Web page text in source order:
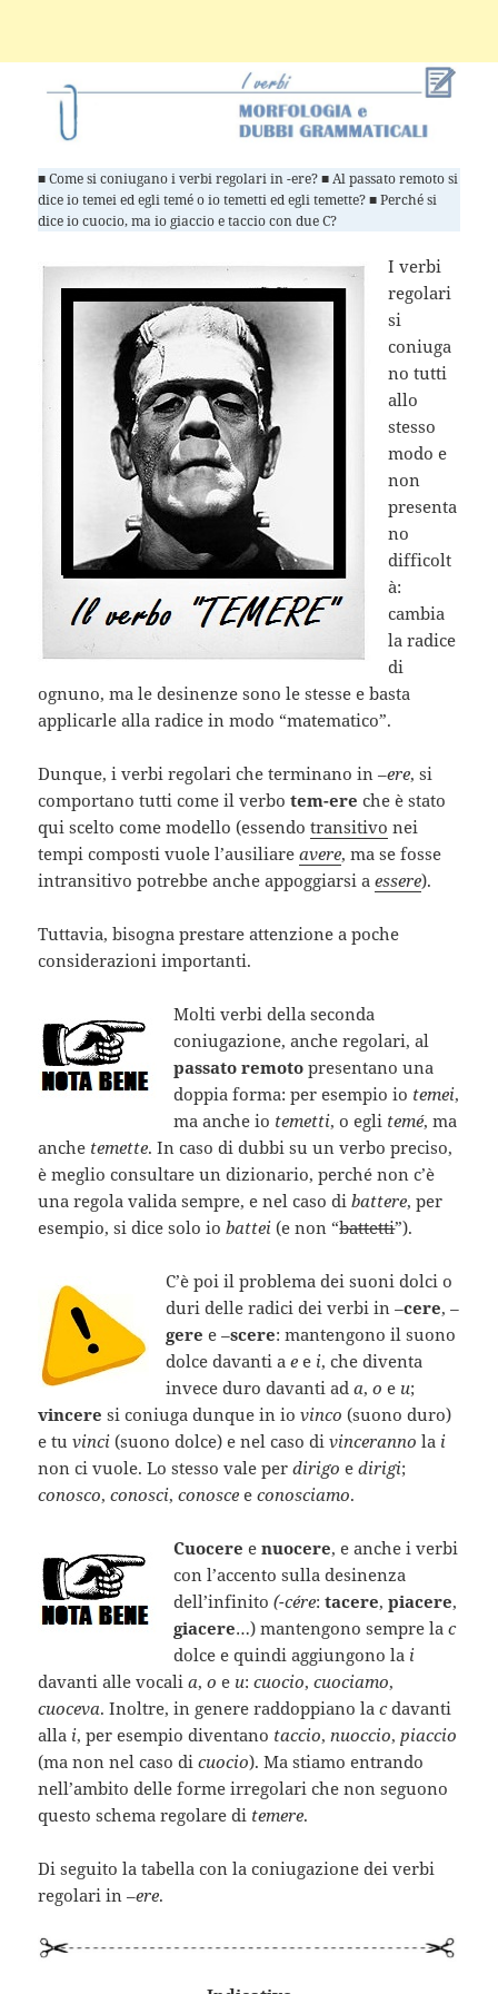
■ Come si coniugano i verbi regolari in -ere? ■ Al passato remoto si
dice io temei ed egli temé o io temetti ed egli temette? ■ Perché si
dice io cuocio, ma io giaccio e taccio con due C?
I verbi
regolari
si
coniuga
no tutti
allo
stesso
modo e
non
presenta
no
difficolt
à:
cambia
la radice
di
ognuno, ma le desinenze sono le stesse e basta
applicarle alla radice in modo “matematico”.
Dunque, i verbi regolari che terminano in –ere, si
comportano tutti come il verbotem-ereche è stato
qui scelto come modello (essendotransitivo nei
tempi composti vuole l’ausiliareavere, ma se fosse
intransitivo potrebbe anche appoggiarsi aessere).
Tuttavia, bisogna prestare attenzione a poche
considerazioni importanti.
Molti verbi della seconda
coniugazione, anche regolari, al
passato remoto presentano una
doppia forma: per esempio io temei,
ma anche io temetti, o egli temé, ma
anche temette. In caso di dubbi su un verbo preciso,
è meglio consultare un dizionario, perché non c’è
una regola valida sempre, e nel caso dibattere, per
esempio, si dice solo iobattei (e non “battetti”).
C’è poi il problema dei suoni dolci o
duri delle radici dei verbi in–cere,–
geree–scere: mantengono il suono
dolce davanti ae e i, che diventa
invece duro davanti ada,o e u;
vinceresi coniuga dunque in iovinco (suono duro)
e tuvinci (suono dolce) e nel caso divinceranno la i
non ci vuole. Lo stesso vale perdirigo edirigi;
conosco,conosci,conosce econosciamo.
Cuocereenuocere, e anche i verbi
con l’accento sulla desinenza
dell’infinito(-cére:tacere,piacere,
giacere…) mantengono sempre lac
dolce e quindi aggiungono la i
davanti alle vocalia,o e u:cuocio,cuociamo,
cuoceva. Inoltre, in genere raddoppiano lacdavanti
alla i, per esempio diventano taccio,nuoccio,piaccio
(ma non nel caso dicuocio). Ma stiamo entrando
nell’ambito delle forme irregolari che non seguono
questo schema regolare di temere.
Di seguito la tabella con la coniugazione dei verbi
regolari in –ere.